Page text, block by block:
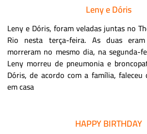
Leny e Dóris
Leny e Dóris, foram veladas juntas no
Rio nesta terça-feira. As duas
morreram no mesmo dia, na segunda-
Leny morreu de pneumonia e
Dóris, de acordo com a família, faleceu
em casa
HAPPY BIRTHDAY